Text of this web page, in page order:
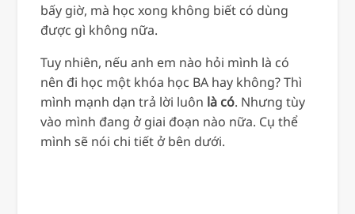
bấy giờ, mà học xong không biết có dùng
được gì không nữa.
Tuy nhiên, nếu anh em nào hỏi mình là có
nên đi học một khóa học BA hay không? Thì
mình mạnh dạn trả lời luôn là có. Nhưng tùy
vào mình đang ở giai đoạn nào nữa. Cụ thể
mình sẽ nói chi tiết ở bên dưới.